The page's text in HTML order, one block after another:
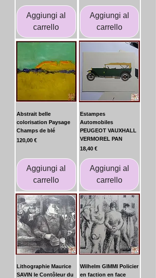
Aggiungi al
carrello
Aggiungi al
carrello
Abstrait belle
colorisation Paysage
Champs de blé
Prezzo
120,00 €
Aggiungi al
carrello
Estampes
Automobiles
PEUGEOT VAUXHALL
VERMOREL PAN
Prezzo
18,40 €
Aggiungi al
carrello
Lithographie Maurice
SAVIN le Contôleur du
Wilhelm GIMMI Policier
en faction en face